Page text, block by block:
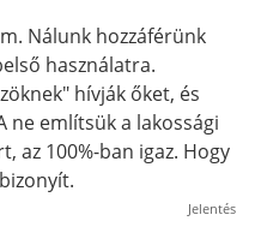
Nálunk hozzáférünk
használatra.
hívják őket, és
ne említsük a lakossági
az 100%-ban igaz. Hogy
Jelentés